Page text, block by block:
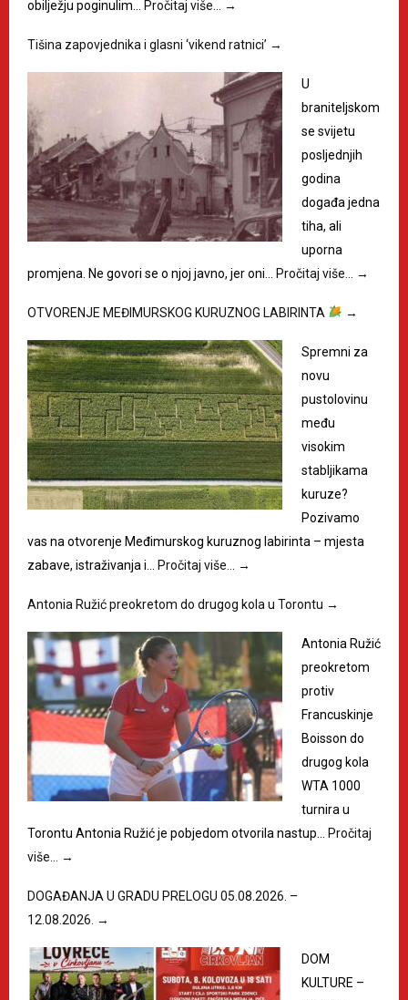
obilježju poginulim… Pročitaj više… →
Tišina zapovjednika i glasni ‘vikend ratnici’ →
U
braniteljskom
se svijetu
posljednjih
godina
događa jedna
tiha, ali
uporna
promjena. Ne govori se o njoj javno, jer oni…
Pročitaj više… →
OTVORENJE MEĐIMURSKOG KURUZNOG LABIRINTA →
Spremni za
novu
pustolovinu
među
visokim
stabljikama
kuruze?
Pozivamo
vas na otvorenje Međimurskog kuruznog labirinta – mjesta
zabave, istraživanja i…
Pročitaj više… →
Antonia Ružić preokretom do drugog kola u Torontu →
Antonia Ružić
preokretom
protiv
Francuskinje
Boisson do
drugog kola
WTA 1000
turnira u
Torontu Antonia Ružić je pobjedom otvorila nastup…
Pročitaj
više…
→
DOGAĐANJA U GRADU PRELOGU 05.08.2026. –
12.08.2026. →
DOM
KULTURE –